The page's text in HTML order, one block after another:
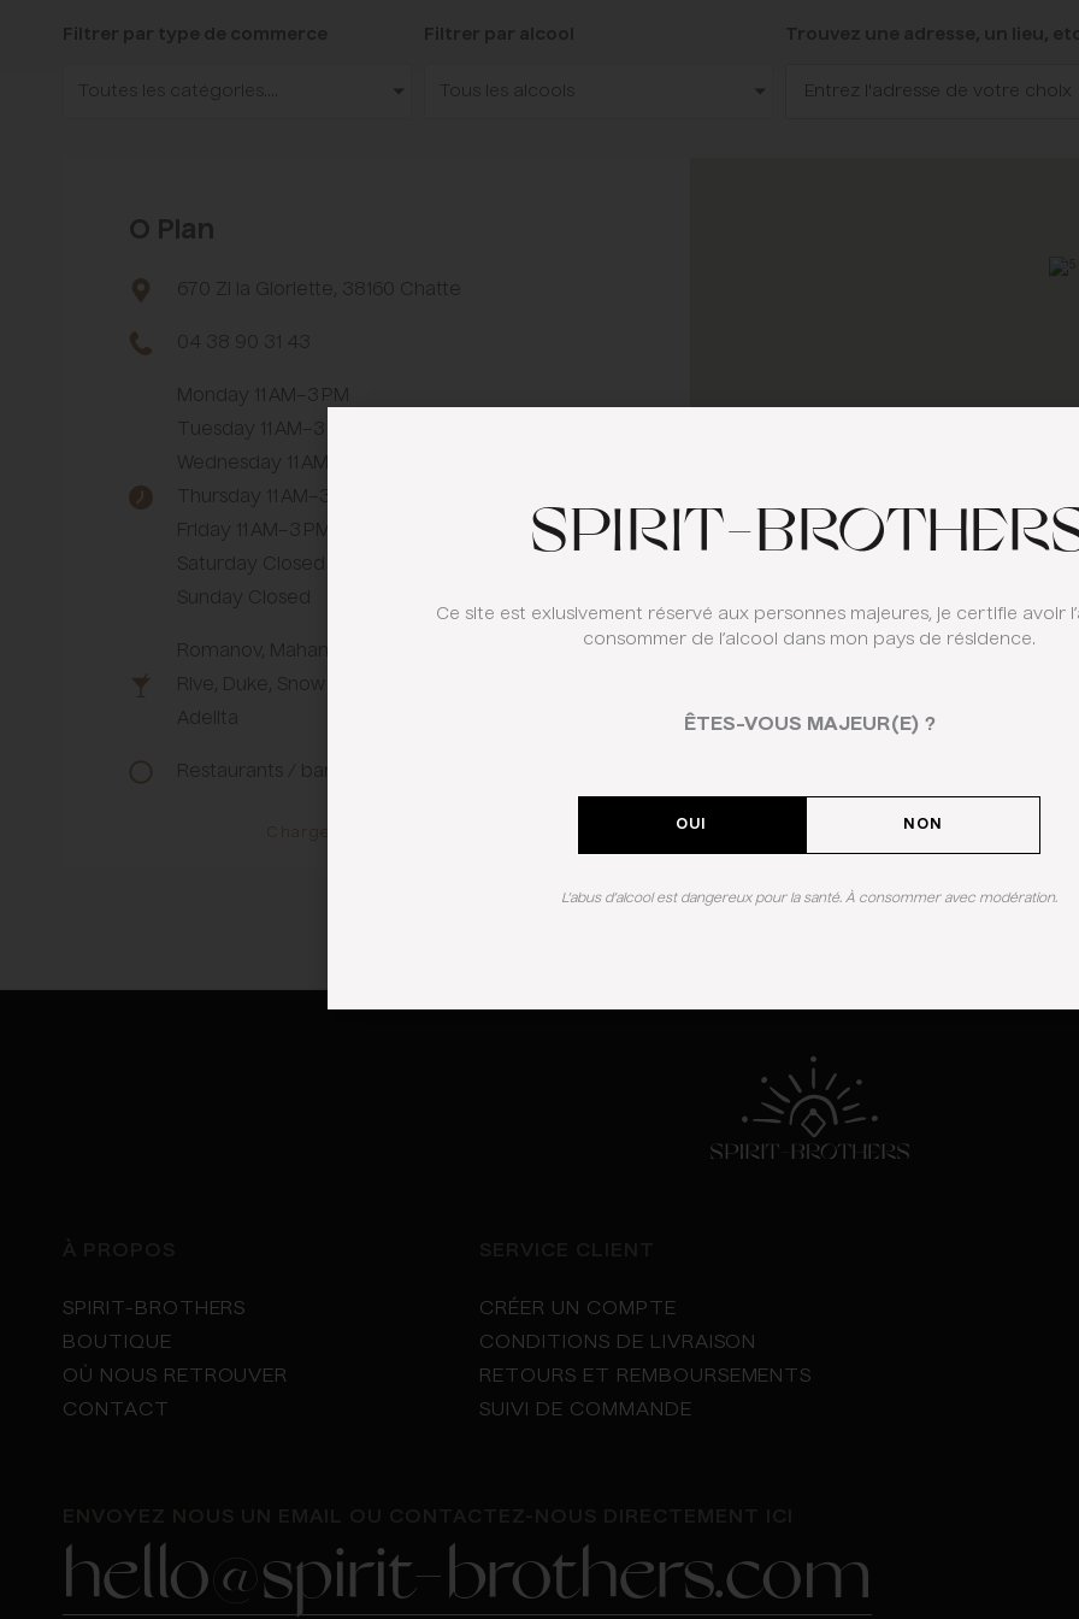
Filtrer par type de commerce
Toutes les catégories....
Filtrer par alcool
Tous les alcools
Trouvez une adresse, un lieu,
O Plan
670 ZI la Gloriette, 38160 Chatte
04 38 90 31 43
Monday 11 AM–3 PM
Tuesday 11 AM–3 PM
Wednesday 11 AM–3 PM, 6–11 PM
Thursday 11 AM–3 PM, 6–11 PM
Friday 11 AM–3 PM, 6–11 PM
Saturday Closed
Sunday Closed
Romanov, Mahani, Gouverneur 1648, Belle
Rive, Duke, Snow Queen, Celosa, La
Adelita
Restaurants / bars
Itinéraire
16 Rue Elzevir, 75003 Paris
Charger plus de résultats
SPIRIT-BROTHERS
BOUTIQUE
OÙ NOUS RETROUVER
CONTACT
CRÉER UN COMPTE
CONDITIONS DE LIVRAISON
RETOURS ET REMBOURSEMENTS
SUIVI DE COMMANDE
hello@spirit-brothers.com
SPIRIT-
Ce site est exlusivement réservé aux personnes majeures, je certifie avoir
consommer de l’alcool dans mon pays de résidence.
ÊTES-VOUS MAJEUR(E) ?
OUI NON
L’abus d’alcool est dangereux pour la santé. À consommer avec modération.